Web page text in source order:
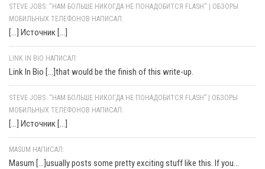
STEVE JOBS: "НАМ БОЛЬШЕ НИКОГДА НЕ ПОНАДОБИТСЯ FLASH" | ОБЗОРЫ
МОБИЛЬНЫХ ТЕЛЕФОНОВ НАПИСАЛ:
[…] Источник […]
LINK IN BIO НАПИСАЛ:
Link In Bio [...]that would be the finish of this write-up.
STEVE JOBS: “НАМ БОЛЬШЕ НИКОГДА НЕ ПОНАДОБИТСЯ FLASH” | ОБЗОРЫ
МОБИЛЬНЫХ ТЕЛЕФОНОВ НАПИСАЛ:
[…] Источник […]
MASUM НАПИСАЛ:
Masum [...]usually posts some pretty exciting stuff like this. If you...